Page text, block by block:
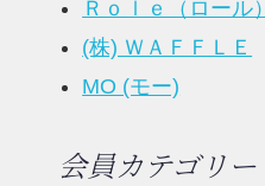
Ｒｏｌｅ（ロール）
(株) ＷＡＦＦＬＥ
MO (モー)
会員カテゴリー